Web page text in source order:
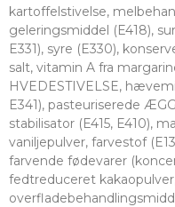
kartoffelstivelse,
geleringsmiddel (E418),
E331), syre (E330),
salt, vitamin A fra
HVEDESTIVELSE,
E341), pasteuriserede
stabilisator (E415, E410),
vaniljepulver, farvestof
farvende fødevarer
fedtreduceret